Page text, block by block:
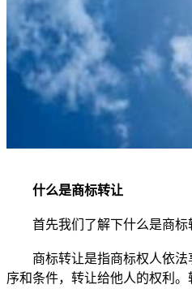
什么是商标转让
首先我们了解下什么是商标
商标转让是指商标权人依法
序和条件，转让给他人的权利